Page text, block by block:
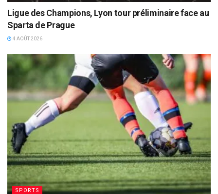
Ligue des Champions, Lyon tour préliminaire face au
Sparta de Prague
4 AOÛT 2026
SPORTS